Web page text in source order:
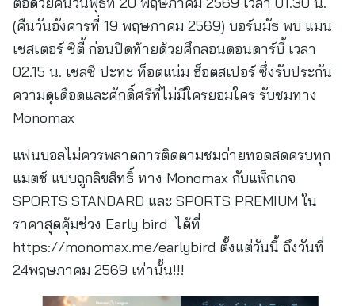
(คืนวันอังคารที่ 19 พฤษภาคม 2569) บอร์นมัธ พบ แมน
เชสเตอร์ ซิตี้ ก่อนปิดท้ายด้วยศึกลอนดอนดาร์บี้ เวลา
02.15 น. เชลซี ปะทะ ท็อตแน่ม ฮ็อตสเปอร์ ซึ่งรับประกัน
ความดุเดือดและศักดิ์ศรีที่ไม่มีใครยอมใคร รับชมทาง
Monomax
แฟนบอลไม่ควรพลาดการติดตามชมถ่ายทอดสดครบทุก
แมตช์ แบบถูกลิขสิทธิ์ ทาง Monomax กับแพ็กเกจ
SPORTS STANDARD และ SPORTS PREMIUM ใน
ราคาสุดคุ้มช่วง Early bird ได้ที่
https://monomax.me/earlybird ตั้งแต่วันนี้ ถึงวันที่
24พฤษภาคม 2569 เท่านั้น!!!